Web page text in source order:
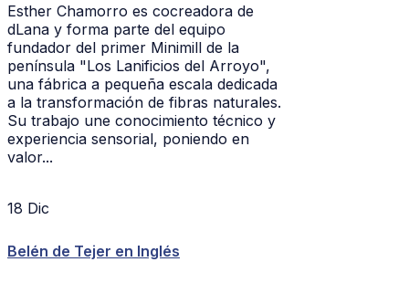
Esther Chamorro es cocreadora de
dLana y forma parte del equipo
fundador del primer Minimill de la
península "Los Lanificios del Arroyo",
una fábrica a pequeña escala dedicada
a la transformación de fibras naturales.
Su trabajo une conocimiento técnico y
experiencia sensorial, poniendo en
valor...
18 Dic
Belén de Tejer en Inglés